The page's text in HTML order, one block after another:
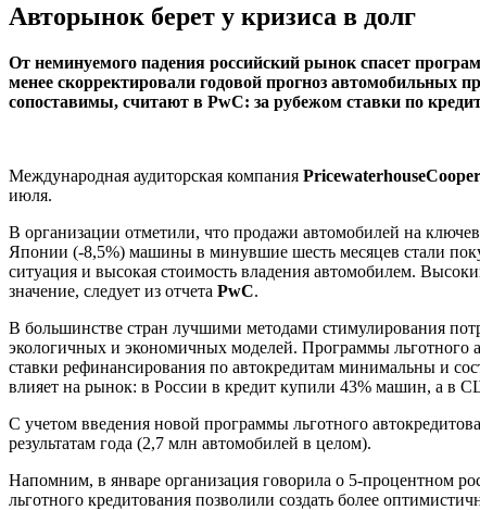
Авторынок берет у кризиса в долг
От неминуемого падения российский рынок спасет
менее скорректировали годовой прогноз автомобильных
сопоставимы, считают в PwC: за рубежом ставки по
Международная аудиторская компания
июля.
В организации отметили, что продажи автомобилей на
Японии (-8,5%) машины в минувшие шесть месяцев стали
ситуация и высокая стоимость владения автомобилем.
значение, следует из отчета PwC.
В большинстве стран лучшими методами стимулирования
экологичных и экономичных моделей. Программы льготного
ставки рефинансирования по автокредитам минимальны и
влияет на рынок: в России в кредит купили 43% машин, а в
С учетом введения новой программы льготного
результатам года (2,7 млн автомобилей в целом).
Напомним, в январе организация говорила о 5-процентном
льготного кредитования позволили создать более